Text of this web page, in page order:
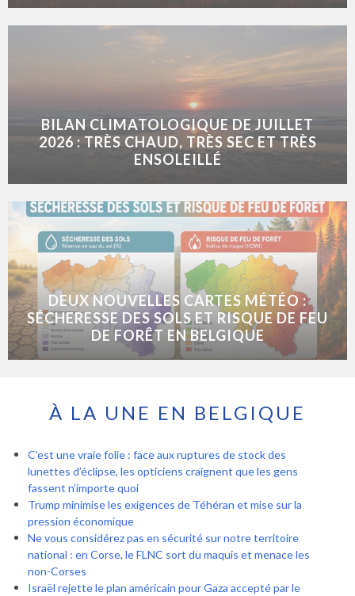
BILAN CLIMATOLOGIQUE DE JUILLET
2026 : TRÈS CHAUD, TRÈS SEC ET TRÈS
ENSOLEILLÉ
DEUX NOUVELLES CARTES MÉTÉO :
SÉCHERESSE DES SOLS ET RISQUE DE FEU
DE FORÊT EN BELGIQUE
À LA UNE EN BELGIQUE
C’est une vraie folie : face aux ruptures de stock des
lunettes d’éclipse, les opticiens craignent que les gens
fassent n’importe quoi
Trump minimise les exigences de Téhéran et mise sur la
pression économique
Ne vous considérez pas en sécurité sur notre territoire
national : en Corse, le FLNC sort du maquis et menace les
non-Corses
Israël rejette le plan américain pour Gaza accepté par le